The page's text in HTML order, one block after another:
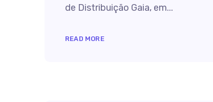
de Distribuição Gaia, em...
READ MORE